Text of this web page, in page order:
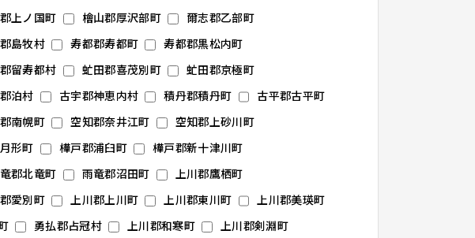
上ノ国町 檜山郡厚沢部町
爾志郡乙部町
島牧村 寿都郡寿都町
寿都郡黒松内町
留寿都村 虻田郡喜茂別町
虻田郡京極町
泊村 古宇郡神恵内村 積丹郡積丹町
古平郡古平町
南幌町 空知郡奈井江町
空知郡上砂川町
形町 樺戸郡浦臼町
樺戸郡新十津川町
郡北竜町 雨竜郡沼田町
上川郡鷹栖町
愛別町 上川郡上川町 上川郡東川町
上川郡美瑛町
勇払郡占冠村 上川郡和寒町
上川郡剣淵町